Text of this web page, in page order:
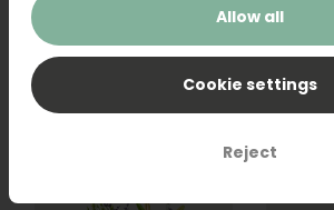
31,95
Allow all
Cookie settings
Reject